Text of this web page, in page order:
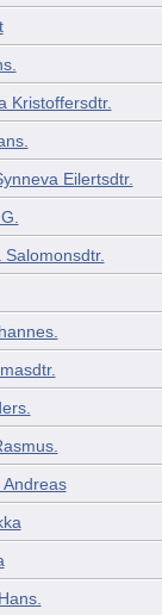
Kristoffersdtr.
Eilertsdtr.